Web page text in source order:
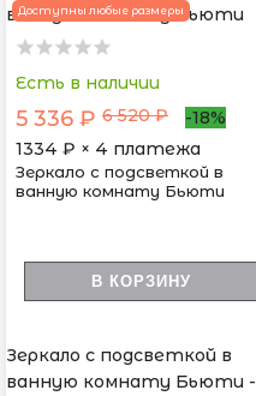
Доступны любые размеры
Есть в наличии
5 336 ₽ 6 520 ₽
-18%
1334 ₽ × 4 платежа
Зеркало с подсветкой в
ванную комнату Бьюти
В КОРЗИНУ
Зеркало с подсветкой в
ванную комнату Бьюти -